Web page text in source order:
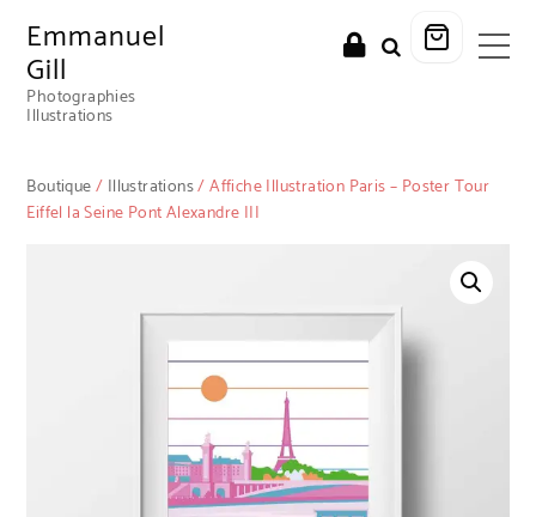
Emmanuel
Gill
Photographies
Illustrations
Boutique/ Illustrations/ Affiche Illustration Paris – Poster Tour
Eiffel la Seine Pont Alexandre III